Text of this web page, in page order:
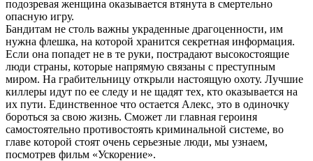
подозревая женщина оказывается втянута в смертельно
опасную игру.
Бандитам не столь важны украденные драгоценности, им
нужна флешка, на которой хранится секретная информация.
Если она попадет не в те руки, пострадают высокостоящие
люди страны, которые напрямую связаны с преступным
миром. На грабительницу открыли настоящую охоту. Лучшие
киллеры идут по ее следу и не щадят тех, кто оказывается на
их пути. Единственное что остается Алекс, это в одиночку
бороться за свою жизнь. Сможет ли главная героиня
самостоятельно противостоять криминальной системе, во
главе которой стоят очень серьезные люди, мы узнаем,
посмотрев фильм «Ускорение».